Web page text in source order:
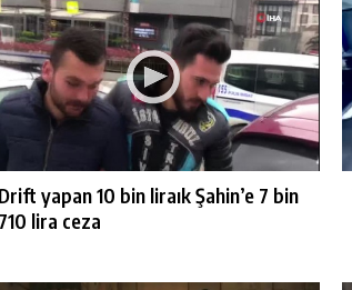
Drift yapan 10 bin liraık Şahin’e 7 bin
710 lira ceza